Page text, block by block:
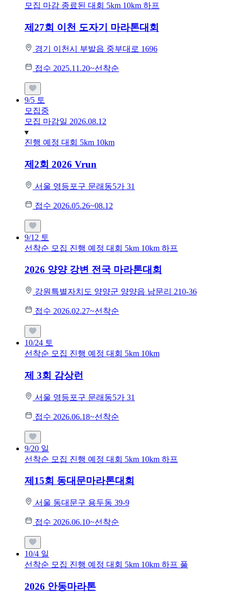
모집 마감 종료된 대회 5km 10km 하프
제27회 이천 도자기 마라톤대회
경기 이천시 부발읍 중부대로 1696
접수 2025.11.20~선착순
9/5 토
모집중
모집 마감일 2026.08.12
진행 예정 대회 5km 10km
제2회 2026 Vrun
서울 영등포구 문래동5가 31
접수 2026.05.26~08.12
9/12 토
선착순 모집 진행 예정 대회 5km 10km 하프
2026 양양 강변 전국 마라톤대회
강원특별자치도 양양군 양양읍 남문리 210-36
접수 2026.02.27~선착순
10/24 토
선착순 모집 진행 예정 대회 5km 10km
제 3회 감상런
서울 영등포구 문래동5가 31
접수 2026.06.18~선착순
9/20 일
선착순 모집 진행 예정 대회 5km 10km 하프
제15회 동대문마라톤대회
서울 동대문구 용두동 39-9
접수 2026.06.10~선착순
10/4 일
선착순 모집 진행 예정 대회 5km 10km 하프 풀
2026 안동마라톤